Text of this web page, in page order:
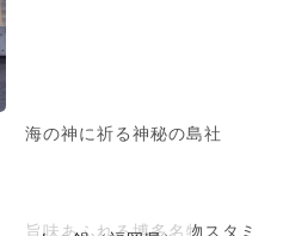
海の神に祈る神秘の島社
旨味あふれる博多名物スタミ